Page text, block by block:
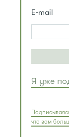
E-mail
Я уже
что вам